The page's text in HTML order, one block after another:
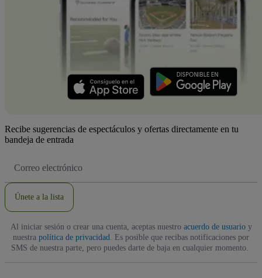
Recibe sugerencias de espectáculos y ofertas directamente en tu
bandeja de entrada
de
Únete a la lista
Al iniciar sesión o crear una cuenta, aceptas nuestro acuerdo de usuarioy
nuestra política de privacidad . Es posible que recibas notificaciones por
SMS de nuestra parte, pero puedes darte de baja en cualquier momento.